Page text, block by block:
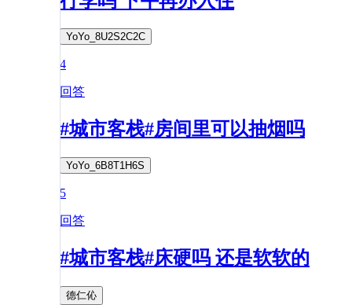
YoYo_8U2S2C2C
4
回答
#城市客栈#房间里可以抽烟吗
YoYo_6B8T1H6S
5
回答
#城市客栈#床硬吗 还是软软的
德仁伈